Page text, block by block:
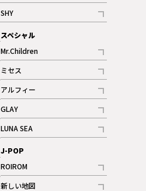
記事
SHY
記事
スペシャル
Mr.Children
記事
ミセス
記事
アルフィー
記事
GLAY
記事
LUNA SEA
記事
J-POP
ROIROM
記事
新しい地図